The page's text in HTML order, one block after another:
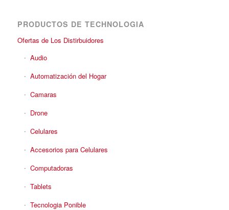
PRODUCTOS DE TECHNOLOGIA
Ofertas de Los Distirbuidores
Audio
Automatización del Hogar
Camaras
Drone
Celulares
Accesorios para Celulares
Computadoras
Tablets
Tecnologia Ponible